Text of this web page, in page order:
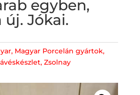
egyben,
új. Jókai.
, Magyar Porcelán gyártok,
, Zsolnay